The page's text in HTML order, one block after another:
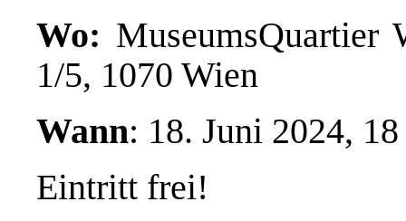
Wo: MuseumsQuartier
1/5, 1070 Wien
Wann: 18. Juni 2024,
Eintritt frei!